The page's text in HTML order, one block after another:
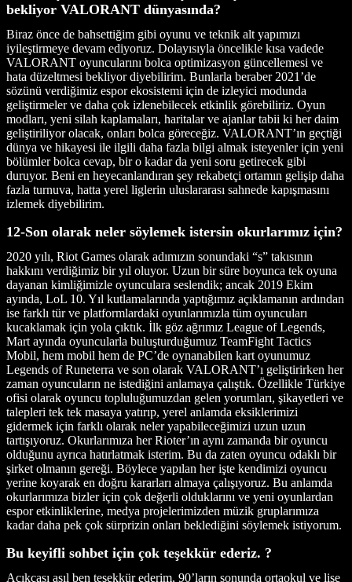
bekliyor VALORANT dünyasında?
Biraz önce de bahsettiğim gibi oyunu ve teknik alt yapımızı
iyileştirmeye devam ediyoruz. Dolayısıyla öncelikle kısa vadede
VALORANT oyuncularını bolca optimizasyon güncellemesi ve
hata düzeltmesi bekliyor diyebilirim. Bunlarla beraber 2021’de
sözünü verdiğimiz espor ekosistemi için de izleyici modunda
geliştirmeler ve daha çok izlenebilecek etkinlik görebiliriz. Oyun
modları, yeni silah kaplamaları, haritalar ve ajanlar tabii ki her daim
geliştiriliyor olacak, onları bolca göreceğiz. VALORANT’ın geçtiği
dünya ve hikayesi ile ilgili daha fazla bilgi almak isteyenler için yeni
bölümler bolca cevap, bir o kadar da yeni soru getirecek gibi
duruyor. Beni en heyecanlandıran şey rekabetçi ortamın gelişip daha
fazla turnuva, hatta yerel liglerin uluslararası sahnede kapışmasını
izlemek diyebilirim.
12-Son olarak neler söylemek istersin okurlarımız için?
2020 yılı, Riot Games olarak adımızın sonundaki “s” takısının
hakkını verdiğimiz bir yıl oluyor. Uzun bir süre boyunca tek oyuna
dayanan kimliğimizle oyunculara seslendik; ancak 2019 Ekim
ayında, LoL 10. Yıl kutlamalarında yaptığımız açıklamanın ardından
ise farklı tür ve platformlardaki oyunlarımızla tüm oyuncuları
kucaklamak için yola çıktık. İlk göz ağrımız League of Legends,
Mart ayında oyuncularla buluşturduğumuz TeamFight Tactics
Mobil, hem mobil hem de PC’de oynanabilen kart oyunumuz
Legends of Runeterra ve son olarak VALORANT’ı geliştirirken her
zaman oyuncuların ne istediğini anlamaya çalıştık. Özellikle Türkiye
ofisi olarak oyuncu topluluğumuzdan gelen yorumları, şikayetleri ve
talepleri tek tek masaya yatırıp, yerel anlamda eksiklerimizi
gidermek için farklı olarak neler yapabileceğimizi uzun uzun
tartışıyoruz. Okurlarımıza her Rioter’ın aynı zamanda bir oyuncu
olduğunu ayrıca hatırlatmak isterim. Bu da zaten oyuncu odaklı bir
şirket olmanın gereği. Böylece yapılan her işte kendimizi oyuncu
yerine koyarak en doğru kararları almaya çalışıyoruz. Bu anlamda
okurlarımıza bizler için çok değerli olduklarını ve yeni oyunlardan
espor etkinliklerine, medya projelerimizden müzik gruplarımıza
kadar daha pek çok sürprizin onları beklediğini söylemek istiyorum.
Bu keyifli sohbet için çok teşekkür ederiz. ?
Açıkçası asıl ben teşekkür ederim, 90’ların sonunda ortaokul ve lise